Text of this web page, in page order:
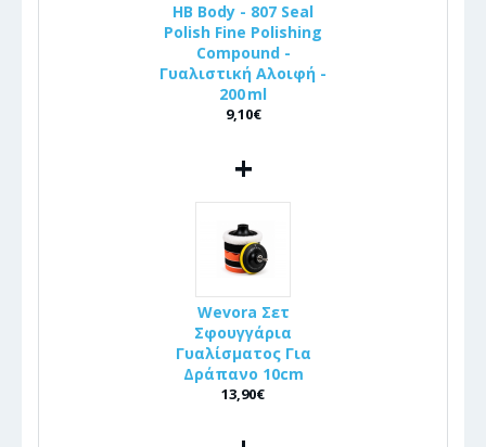
HB Body - 807 Seal
Polish Fine Polishing
Compound -
Γυαλιστική Αλοιφή -
200 ml
9,10€
+
Wevora Σετ
Σφουγγάρια
Γυαλίσματος Για
Δράπανο 10cm
13,90€